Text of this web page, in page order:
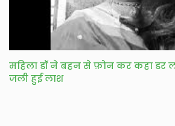
महिला डॉ ने बहन से फ़ोन कर कहा डर
जली हुई लाश